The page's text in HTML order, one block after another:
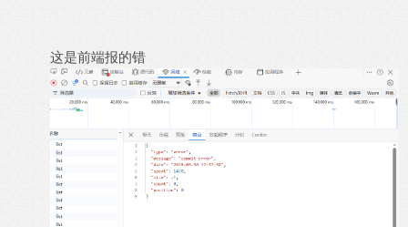
这是前端报的错